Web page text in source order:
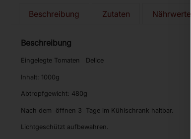
Beschreibung Zutaten Nährwerte
Beschreibung
Eingelegte Tomaten Delice
Inhalt: 1000g
Abtropfgewicht: 480g
Nach dem öffnen 3 Tage im Kühlschrank haltbar.
Lichtgeschützt aufbewahren.